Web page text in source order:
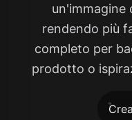
un'immagine
rendendo più
completo per
prodotto o